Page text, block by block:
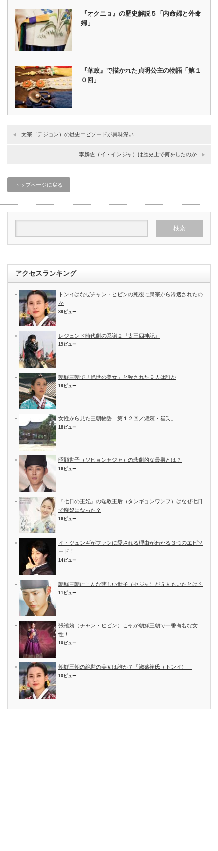
『オクニョ』の歴史解説５「内命婦と外命
婦」
『華政』で描かれた貞明公主の物語「第１
０回」
太宗（テジョン）の歴史エピソードが興味深い
李麟佐（イ・インジャ）は歴史上で何をしたのか
トップページに戻る
アクセスランキング
トンイはなぜチャン・ヒビンの死後に粛宗から冷遇されたの
か
39ビュー
レジェンド時代劇の系譜２『太王四神記』
19ビュー
朝鮮王朝で「絶世の美女」と称された５人は誰か
19ビュー
女性から見た王朝物語「第１２回／淑嬪・崔氏」
18ビュー
昭顕世子（ソヒョンセジャ）の悲劇的な最期とは？
16ビュー
『七日の王妃』の端敬王后（タンギョンワンフ）はなぜ七日
で廃妃になった？
16ビュー
イ・ジュンギがファンに愛される理由がわかる３つのエピソ
ード！
14ビュー
朝鮮王朝にこんな悲しい世子（セジャ）が５人もいたとは？
11ビュー
張禧嬪（チャン・ヒビン）こそが朝鮮王朝で一番有名な女
性！
10ビュー
朝鮮王朝の絶世の美女は誰か７「淑嬪崔氏（トンイ）」
10ビュー